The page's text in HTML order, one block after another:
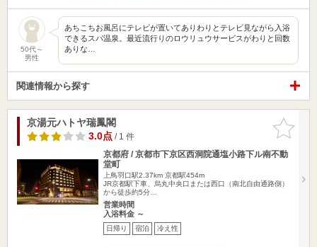
50代～
男性
あちこちお風呂にテレビが置いてありわりとテレビ見ながら入浴
できるスパ温泉。最近流行りのロウリュウサービスがわりと回数
ありな…
関連情報から探す
お気に入
りに追加
京湯元ハトヤ瑞鳳閣
3.0点/ 1 件
京都府 / 京都市下京区西洞院通塩小路下ル南不動
堂町
上鳥羽口駅2.37km 京都駅454m
JR京都駅下車、烏丸中央口または西口（南北自由通路側）
から徒歩約5分…
営業時間
入浴料金 ～
日帰り 宿泊 冷え性